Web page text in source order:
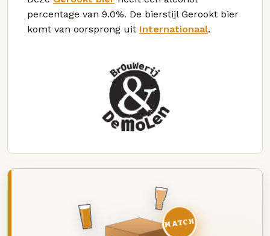
percentage van 9.0%. De bierstijl Gerookt bier
komt van oorsprong uit Internationaal.
MATCH